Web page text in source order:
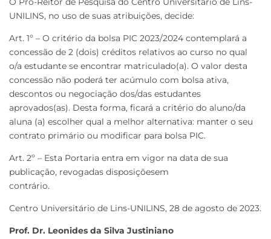
UNILINS, no uso de suas atribuições, decide:
Art. 1º – O critério da bolsa PIC 2023/2024 contemplará a
concessão de 2 (dois) créditos relativos ao curso no qual
o/a estudante se encontrar matriculado(a). O valor desta
concessão não poderá ter acúmulo com bolsa ativa,
descontos ou negociação dos/das estudantes
aprovados(as). Desta forma, ficará a critério do aluno/da
aluna (a) escolher qual a melhor alternativa: manter o seu
contrato primário ou modificar para bolsa PIC.
Art. 2º – Esta Portaria entra em vigor na data de sua
publicação, revogadas disposiçõesem
contrário.
Centro Universitário de Lins-UNILINS, 28 de agosto de 2023.
Prof. Dr. Leonides da Silva Justiniano